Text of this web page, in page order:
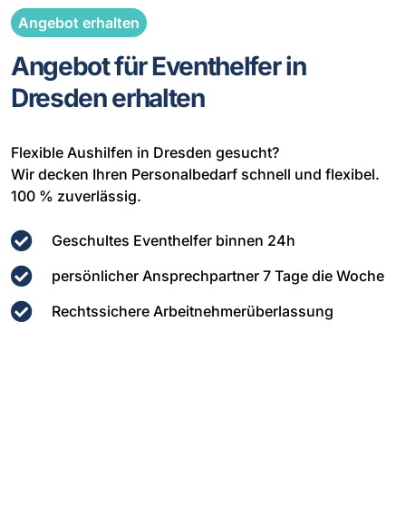
Angebot erhalten
Angebot für Eventhelfer in
Dresden erhalten
Flexible Aushilfen in Dresden gesucht?
Wir decken Ihren Personalbedarf schnell und flexibel.
100 % zuverlässig.
Geschultes Eventhelfer binnen 24h
persönlicher Ansprechpartner 7 Tage die Woche
Rechtssichere Arbeitnehmerüberlassung